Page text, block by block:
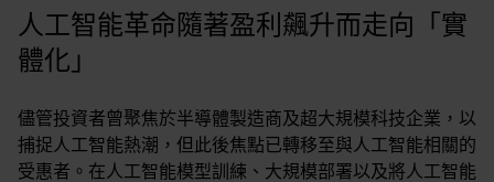
人工智能革命隨著盈利飆升而走向「實
體化」
儘管投資者曾聚焦於半導體製造商及超大規模科技企業，以
捕捉人工智能熱潮，但此後焦點已轉移至與人工智能相關的
受惠者。在人工智能模型訓練、大規模部署以及將人工智能